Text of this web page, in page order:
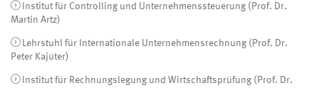
Institut für Controlling und Unternehmenssteuerung (Prof. Dr.
Martin Artz)
Lehrstuhl für Internationale Unternehmensrechnung (Prof. Dr.
Peter Kajüter)
Institut für Rechnungslegung und Wirtschaftsprüfung (Prof. Dr.